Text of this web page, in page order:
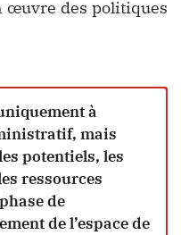
œuvre des politiques
à
mais
potentiels, les
ressources
de
de l’espace de